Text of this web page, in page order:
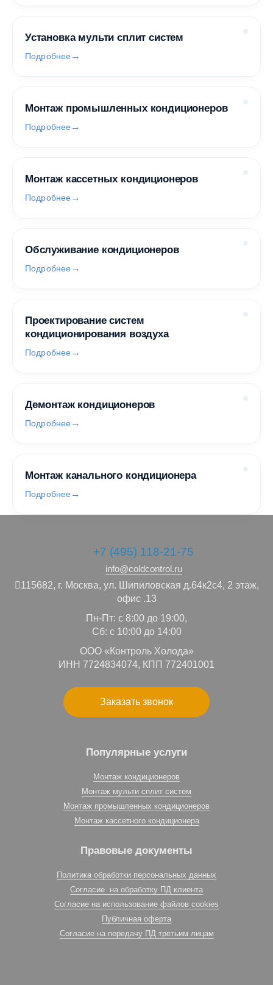
Установка мульти сплит систем
Подробнее
Монтаж промышленных кондиционеров
Подробнее
Монтаж кассетных кондиционеров
Подробнее
Обслуживание кондиционеров
Подробнее
Проектирование систем
кондиционирования воздуха
Подробнее
Демонтаж кондиционеров
Подробнее
Монтаж канального кондиционера
Подробнее
+7 (495) 118-21-75
info@coldcontrol.ru
115682, г. Москва, ул. Шипиловская д.64к2с4, 2 этаж,
офис .13
Пн-Пт: с 8:00 до 19:00,
Сб: с 10:00 до 14:00
ООО «Контроль Холода»
ИНН 7724834074, КПП 772401001
Заказать звонок
Популярные услуги
Монтаж кондиционеров
Монтаж мульти сплит систем
Монтаж промышленных кондиционеров
Монтаж кассетного кондиционера
Правовые документы
Политика обработки персональных данных
Согласие на обработку ПД клиента
Согласие на использование файлов cookies
Публичная оферта
Согласие на передачу ПД третьим лицам